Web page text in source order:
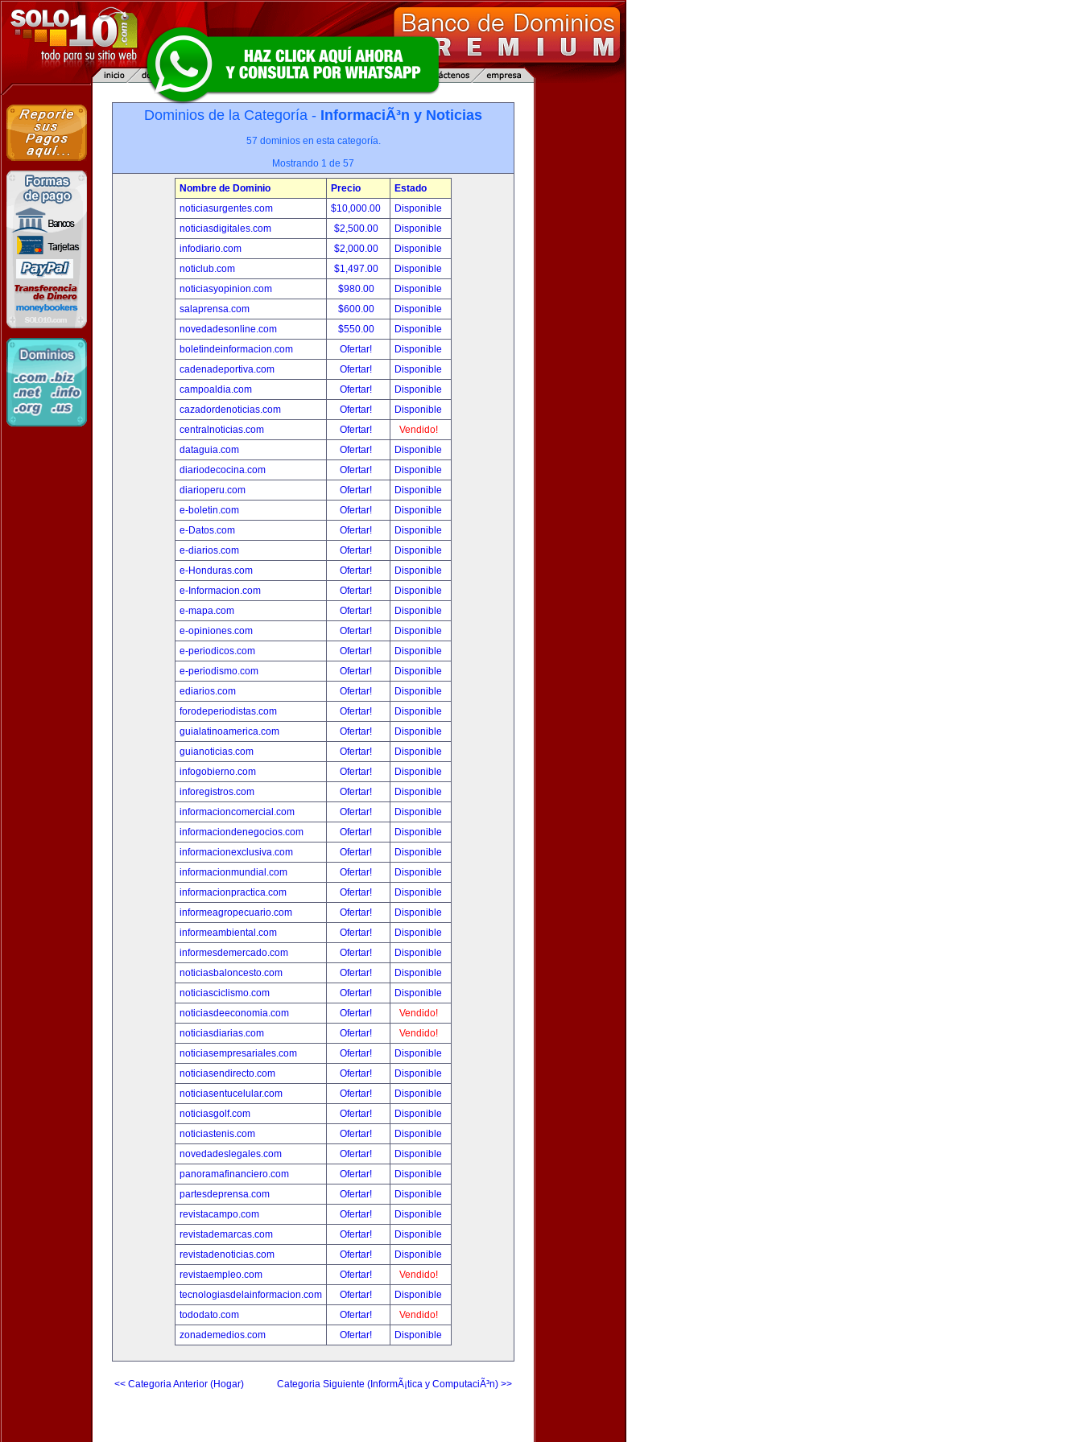
Dominios de la Categoría - InformaciÃ³n y Noticias
57 dominios en esta categoría.
Mostrando 1 de 57
Nombre de Dominio Precio
Estado
noticiasurgentes.com
$10,000.00
Disponible
noticiasdigitales.com
$2,500.00
Disponible
infodiario.com
$2,000.00
Disponible
noticlub.com
$1,497.00
Disponible
noticiasyopinion.com
$980.00
Disponible
salaprensa.com
$600.00
Disponible
novedadesonline.com
$550.00
Disponible
boletindeinformacion.com
Ofertar!
Disponible
cadenadeportiva.com
Ofertar!
Disponible
campoaldia.com
Ofertar!
Disponible
cazadordenoticias.com
Ofertar!
Disponible
centralnoticias.com
Ofertar!
Vendido!
dataguia.com
Ofertar!
Disponible
diariodecocina.com
Ofertar!
Disponible
diarioperu.com
Ofertar!
Disponible
e-boletin.com
Ofertar!
Disponible
e-Datos.com
Ofertar!
Disponible
e-diarios.com
Ofertar!
Disponible
e-Honduras.com
Ofertar!
Disponible
e-Informacion.com
Ofertar!
Disponible
e-mapa.com
Ofertar!
Disponible
e-opiniones.com
Ofertar!
Disponible
e-periodicos.com
Ofertar!
Disponible
e-periodismo.com
Ofertar!
Disponible
ediarios.com
Ofertar!
Disponible
forodeperiodistas.com
Ofertar!
Disponible
guialatinoamerica.com
Ofertar!
Disponible
guianoticias.com
Ofertar!
Disponible
infogobierno.com
Ofertar!
Disponible
inforegistros.com
Ofertar!
Disponible
informacioncomercial.com
Ofertar!
Disponible
informaciondenegocios.com
Ofertar!
Disponible
informacionexclusiva.com
Ofertar!
Disponible
informacionmundial.com
Ofertar!
Disponible
informacionpractica.com
Ofertar!
Disponible
informeagropecuario.com
Ofertar!
Disponible
informeambiental.com
Ofertar!
Disponible
informesdemercado.com
Ofertar!
Disponible
noticiasbaloncesto.com
Ofertar!
Disponible
noticiasciclismo.com
Ofertar!
Disponible
noticiasdeeconomia.com
Ofertar!
Vendido!
noticiasdiarias.com
Ofertar!
Vendido!
noticiasempresariales.com
Ofertar!
Disponible
noticiasendirecto.com
Ofertar!
Disponible
noticiasentucelular.com
Ofertar!
Disponible
noticiasgolf.com
Ofertar!
Disponible
noticiastenis.com
Ofertar!
Disponible
novedadeslegales.com
Ofertar!
Disponible
panoramafinanciero.com
Ofertar!
Disponible
partesdeprensa.com
Ofertar!
Disponible
revistacampo.com
Ofertar!
Disponible
revistademarcas.com
Ofertar!
Disponible
revistadenoticias.com
Ofertar!
Disponible
revistaempleo.com
Ofertar!
Vendido!
tecnologiasdelainformacion.com
Ofertar!
Disponible
tododato.com
Ofertar!
Vendido!
zonademedios.com
Ofertar! Disponible
<< Categoria Anterior (Hogar) Categoria Siguiente (InformÃ¡tica y ComputaciÃ³n) >>